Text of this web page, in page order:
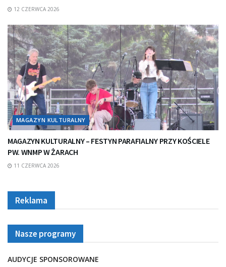
12 CZERWCA 2026
MAGAZYN KULTURALNY
MAGAZYN KULTURALNY – FESTYN PARAFIALNY PRZY KOŚCIELE
PW. WNMP W ŻARACH
11 CZERWCA 2026
Reklama
Nasze programy
AUDYCJE SPONSOROWANE